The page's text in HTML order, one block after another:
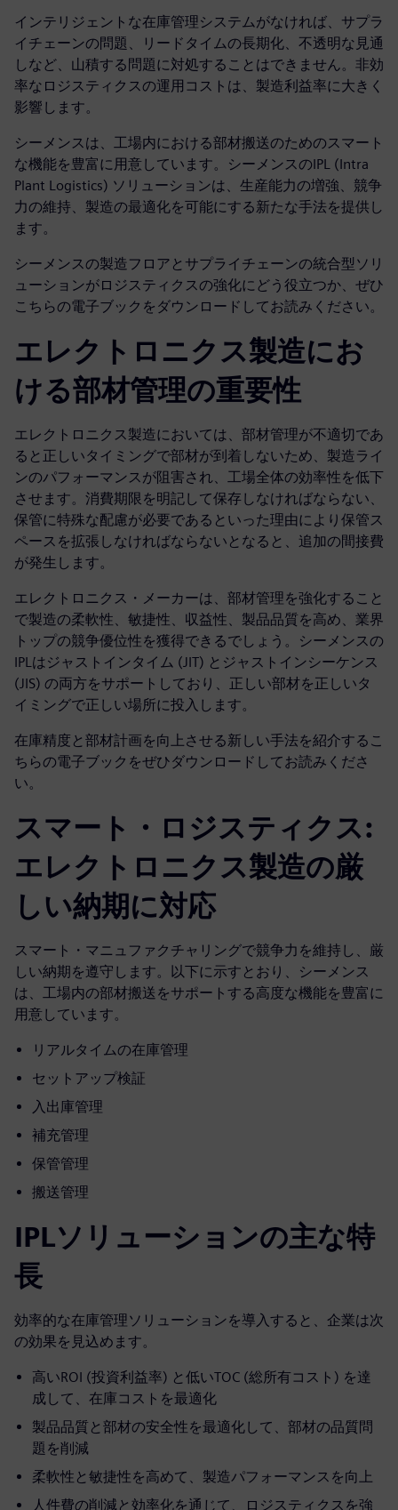
インテリジェントな在庫管理システムがなければ、サプラ
イチェーンの問題、リードタイムの長期化、不透明な見通
しなど、山積する問題に対処することはできません。非効
率なロジスティクスの運用コストは、製造利益率に大きく
影響します。
シーメンスは、工場内における部材搬送のためのスマート
な機能を豊富に用意しています。シーメンスのIPL (Intra
Plant Logistics) ソリューションは、生産能力の増強、競争
力の維持、製造の最適化を可能にする新たな手法を提供し
ます。
シーメンスの製造フロアとサプライチェーンの統合型ソリ
ューションがロジスティクスの強化にどう役立つか、ぜひ
こちらの電子ブックをダウンロードしてお読みください。
エレクトロニクス製造にお
ける部材管理の重要性
エレクトロニクス製造においては、部材管理が不適切であ
ると正しいタイミングで部材が到着しないため、製造ライ
ンのパフォーマンスが阻害され、工場全体の効率性を低下
させます。消費期限を明記して保存しなければならない、
保管に特殊な配慮が必要であるといった理由により保管ス
ペースを拡張しなければならないとなると、追加の間接費
が発生します。
エレクトロニクス・メーカーは、部材管理を強化すること
で製造の柔軟性、敏捷性、収益性、製品品質を高め、業界
トップの競争優位性を獲得できるでしょう。シーメンスの
IPLはジャストインタイム (JIT) とジャストインシーケンス
(JIS) の両方をサポートしており、正しい部材を正しいタ
イミングで正しい場所に投入します。
在庫精度と部材計画を向上させる新しい手法を紹介するこ
ちらの電子ブックをぜひダウンロードしてお読みくださ
い。
スマート・ロジスティクス:
エレクトロニクス製造の厳
しい納期に対応
スマート・マニュファクチャリングで競争力を維持し、厳
しい納期を遵守します。以下に示すとおり、シーメンス
は、工場内の部材搬送をサポートする高度な機能を豊富に
用意しています。
リアルタイムの在庫管理
セットアップ検証
入出庫管理
補充管理
保管管理
搬送管理
IPLソリューションの主な特
長
効率的な在庫管理ソリューションを導入すると、企業は次
の効果を見込めます。
高いROI (投資利益率) と低いTOC (総所有コスト) を達
成して、在庫コストを最適化
製品品質と部材の安全性を最適化して、部材の品質問
題を削減
柔軟性と敏捷性を高めて、製造パフォーマンスを向上
人件費の削減と効率化を通じて、ロジスティクスを強